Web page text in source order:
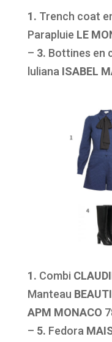
1. Trench coat
Parapluie LE
– 3. Bottines en
luliana ISABEL
1. Combi
Manteau
APM MONACO
– 5. Fedora